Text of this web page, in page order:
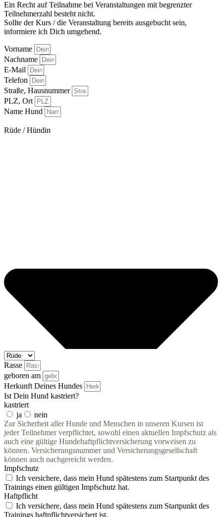
Ein Recht auf Teilnahme bei Veranstaltungen mit begrenzter
Teilnehmerzahl besteht nicht.
Sollte der Kurs / die Veranstaltung bereits ausgebucht sein,
informiere ich Dich umgehend.
Vorname
Nachname
E-Mail
Telefon
Straße, Hausnummer
PLZ, Ort
Name Hund
Rüde / Hündin
Rasse
geboren am
Herkunft Deines Hundes
Ist Dein Hund kastriert?
kastriert
ja
nein
Zur Sicherheit aller Hunde und Menschen in unseren Kursen ist
jeder Teilnehmer verpflichtet, sowohl einen aktuellen Impfschutz als
auch eine gültige Hundehaftpflichtversicherung vorweisen zu
können. Versicherungsnummer und Versicherungsgesellschaft
können auch nachgereicht werden.
Impfschutz
Ich versichere, dass mein Hund spätestens zum Startpunkt des
Trainings einen gültigen Impfschutz hat.
Haftpflicht
Ich versichere, dass mein Hund spätestens zum Startpunkt des
Trainings haftpflichtversichert ist.